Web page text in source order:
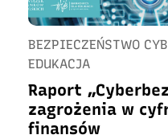
BEZPIECZEŃSTWO
EDUKACJA
Raport
zagrożenia w
finansów